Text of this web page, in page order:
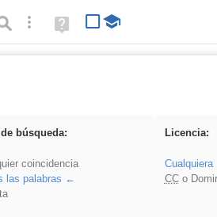
Búsqueda avanzada
Ayuda
(en
búsqueda:
coincidencia
las palabras
Licencia:
Cualquiera
CCo